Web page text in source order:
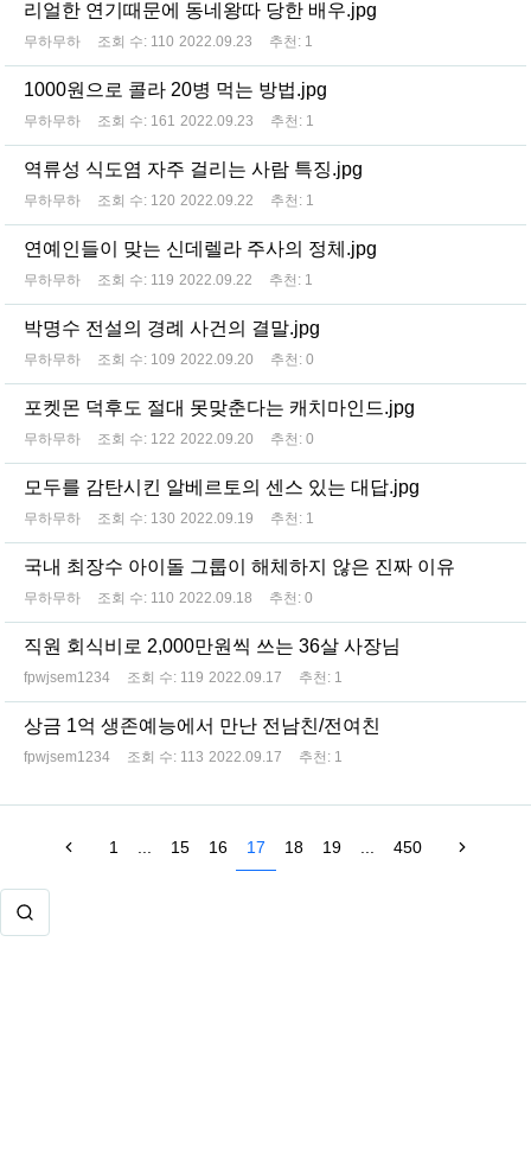
리얼한 연기때문에 동네왕따 당한 배우.jpg
무하무하 조회 수: 110 2022.09.23 추천: 1
1000원으로 콜라 20병 먹는 방법.jpg
무하무하 조회 수: 161 2022.09.23 추천: 1
역류성 식도염 자주 걸리는 사람 특징.jpg
무하무하 조회 수: 120 2022.09.22 추천: 1
연예인들이 맞는 신데렐라 주사의 정체.jpg
무하무하 조회 수: 119 2022.09.22 추천: 1
박명수 전설의 경례 사건의 결말.jpg
무하무하 조회 수: 109 2022.09.20 추천: 0
포켓몬 덕후도 절대 못맞춘다는 캐치마인드.jpg
무하무하 조회 수: 122 2022.09.20 추천: 0
모두를 감탄시킨 알베르토의 센스 있는 대답.jpg
무하무하 조회 수: 130 2022.09.19 추천: 1
국내 최장수 아이돌 그룹이 해체하지 않은 진짜 이유
무하무하 조회 수: 110 2022.09.18 추천: 0
직원 회식비로 2,000만원씩 쓰는 36살 사장님
fpwjsem1234 조회 수: 119 2022.09.17 추천: 1
상금 1억 생존예능에서 만난 전남친/전여친
fpwjsem1234 조회 수: 113 2022.09.17 추천: 1
1 15 16 17 18 19 450